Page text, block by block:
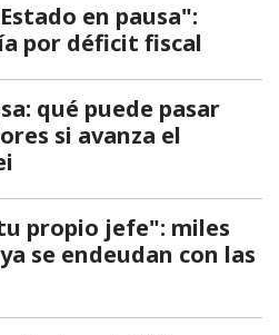
en pausa":
por déficit fiscal
qué puede pasar
si avanza el
propio jefe": miles
se endeudan con las